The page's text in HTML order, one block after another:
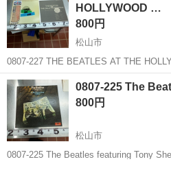
HOLLYWOOD …
800円
松山市
0807-227 THE BEATLES AT THE HOLLYWOOD BOWL アナログレコ
ード LP(国内)盤 【状態】 ・使用に伴う多少のスレ、キズ、落としき
れない汚れなどございます ・詳細は現
愛媛 松山市
0807-225 The
800円
松山市
0807-225 The Beatles featuring Tony